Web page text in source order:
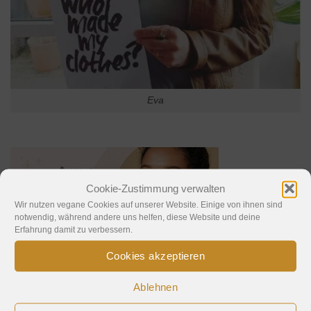
Cookie-Zustimmung verwalten
Wir nutzen vegane Cookies auf unserer Website. Einige von ihnen sind
notwendig, während andere uns helfen, diese Website und deine
Erfahrung damit zu verbessern.
Cookies akzeptieren
Ablehnen
Eva